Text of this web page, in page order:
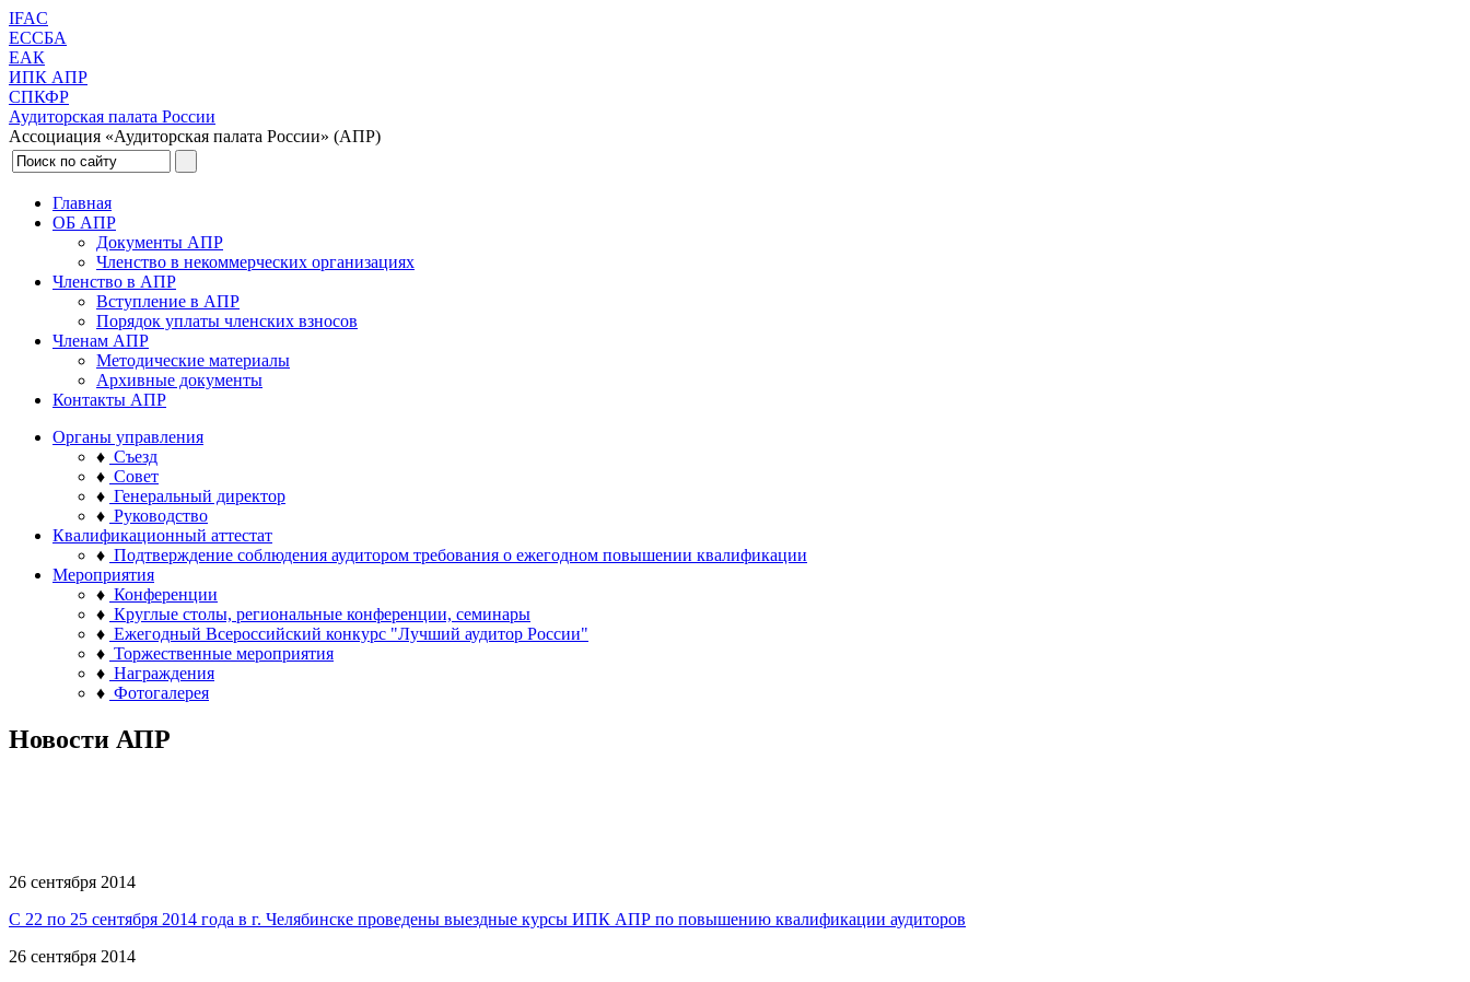
IFAC
ЕССБА
ЕАК
ИПК АПР
СПКФР
Аудиторская палата России
Ассоциация «Аудиторская палата России» (АПР)
Главная
ОБ АПР
Документы АПР
Членство в некоммерческих организациях
Членство в АПР
Вступление в АПР
Порядок уплаты членских взносов
Членам АПР
Методические материалы
Архивные документы
Контакты АПР
Органы управления
♦ Съезд
♦ Совет
♦ Генеральный директор
♦ Руководство
Квалификационный аттестат
♦ Подтверждение соблюдения аудитором требования о ежегодном повышении квалификации
Мероприятия
♦ Конференции
♦ Круглые столы, региональные конференции, семинары
♦ Ежегодный Всероссийский конкурс "Лучший аудитор России"
♦ Торжественные мероприятия
♦ Награждения
♦ Фотогалерея
Новости АПР
26 сентября 2014
С 22 по 25 сентября 2014 года в г. Челябинске проведены выездные курсы ИПК АПР по повышению квалификации аудиторов
26 сентября 2014